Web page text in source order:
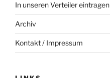
In unseren Verteiler eintragen
Archiv
Kontakt / Impressum